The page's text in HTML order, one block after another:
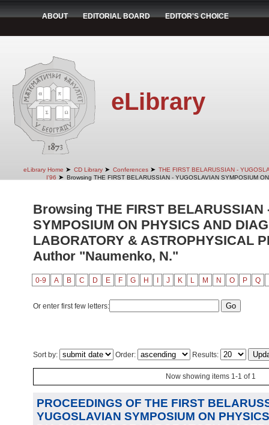
ABOUT EDITORIAL BOARD EDITOR'S CHOICE
eLibrary
eLibrary Home ➤ CD Library ➤ Conferences ➤ THE FIRST BELARUSSIAN -
I'96 ➤ Browsing THE FIRST BELARUSSIAN - YUGOSLAVIAN SYMPOSIUM
Browsing THE FIRST BELARUSSIAN
SYMPOSIUM ON PHYSICS AND
LABORATORY & ASTROPHYSICAL
Author "Naumenko, N."
0-9 A B C D E F G H J K L M N O P Q
Or enter first few letters:
Sort by: Order: Results:
Now showing items 1-1 of 1
PROCEEDINGS OF THE FIRST
YUGOSLAVIAN SYMPOSIUM ON